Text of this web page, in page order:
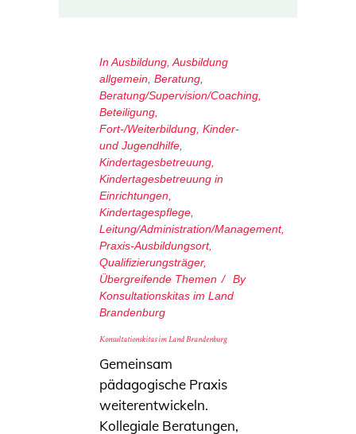
In Ausbildung Ausbildung
allgemein Beratung
Beratung/Supervision/Coaching
Beteiligung
Fort-/Weiterbildung Kinder-
und Jugendhilfe
Kindertagesbetreuung
Kindertagesbetreuung in
Einrichtungen
Kindertagespflege
Leitung/Administration/Management,
Praxis-Ausbildungsort,
Qualifizierungsträger,
Übergreifende Themen
By
Konsultationskitas im Land
Brandenburg
Konsultationskitas im Land Brandenburg
Gemeinsam
pädagogische Praxis
weiterentwickeln.
Kollegiale Beratungen,